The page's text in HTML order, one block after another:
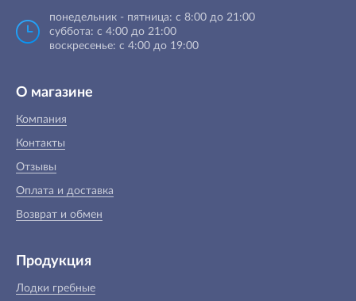
понедельник - пятница: с 8:00 до 21:00
суббота: с 4:00 до 21:00
воскресенье: с 4:00 до 19:00
О магазине
Компания
Контакты
Отзывы
Оплата и доставка
Возврат и обмен
Продукция
Лодки гребные